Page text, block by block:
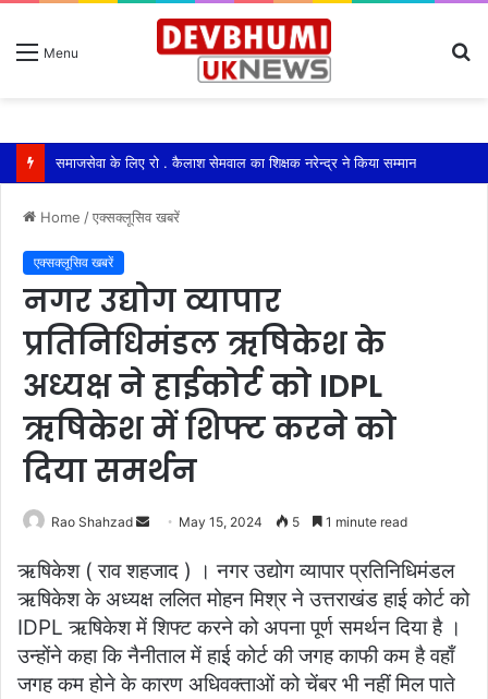
Menu
समाजसेवा के लिए रो . कैलाश सेमवाल का शिक्षक नरेन्द्र ने किया सम्मान
Home /एक्सक्लूसिव खबरें
एक्सक्लूसिव खबरें
नगर उद्योग व्यापार
प्रतिनिधिमंडल ऋषिकेश के
अध्यक्ष ने हाईकोर्ट को IDPL
ऋषिकेश में शिफ्ट करने को
दिया समर्थन
Rao Shahzad
Send
email
May 15, 2024 5 1 minute read
ऋषिकेश ( राव शहजाद ) । नगर उद्योग व्यापार प्रतिनिधिमंडल
ऋषिकेश के अध्यक्ष ललित मोहन मिश्र ने उत्तराखंड हाई कोर्ट को
IDPL ऋषिकेश में शिफ्ट करने को अपना पूर्ण समर्थन दिया है ।
उन्होंने कहा कि नैनीताल में हाई कोर्ट की जगह काफी कम है वहाँ
जगह कम होने के कारण अधिवक्ताओं को चेंबर भी नहीं मिल पाते